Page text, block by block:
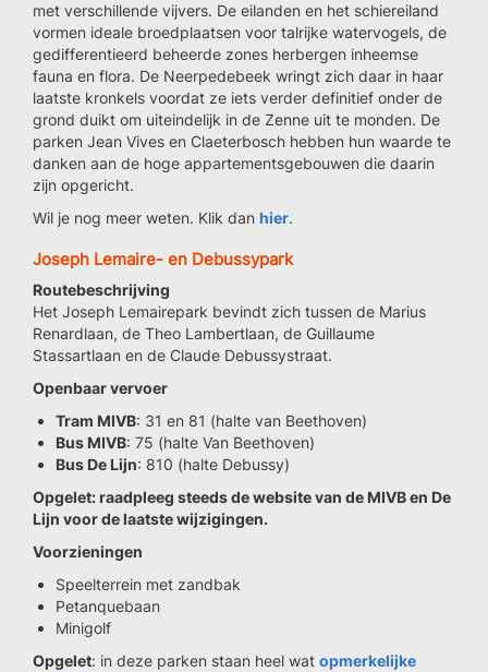
met verschillende vijvers. De eilanden en het schiereiland
vormen ideale broedplaatsen voor talrijke watervogels, de
gedifferentieerd beheerde zones herbergen inheemse
fauna en flora. De Neerpedebeek wringt zich daar in haar
laatste kronkels voordat ze iets verder definitief onder de
grond duikt om uiteindelijk in de Zenne uit te monden. De
parken Jean Vives en Claeterbosch hebben hun waarde te
danken aan de hoge appartementsgebouwen die daarin
zijn opgericht.
Wil je nog meer weten. Klik dan hier.
Joseph Lemaire- en Debussypark
Routebeschrijving
Het Joseph Lemairepark bevindt zich tussen de Marius
Renardlaan, de Theo Lambertlaan, de Guillaume
Stassartlaan en de Claude Debussystraat.
Openbaar vervoer
Tram MIVB: 31 en 81 (halte van Beethoven)
Bus MIVB: 75 (halte Van Beethoven)
Bus De Lijn: 810 (halte Debussy)
Opgelet: raadpleeg steeds de website van de MIVB en De
Lijn voor de laatste wijzigingen.
Voorzieningen
Speelterrein met zandbak
Petanquebaan
Minigolf
Opgelet: in deze parken staan heel wat opmerkelijke